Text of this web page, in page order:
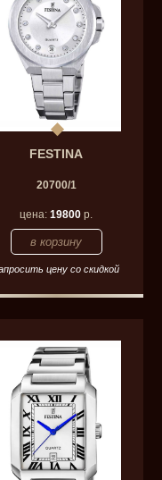
FESTINA
20700/1
цена:19800 р.
цену со скидкой